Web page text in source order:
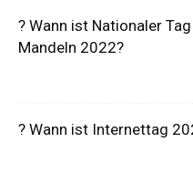
? Wann ist Nationaler
Mandeln 2022?
? Wann ist Internettag